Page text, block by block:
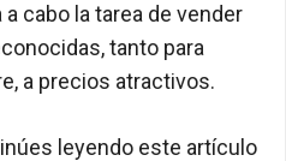
cabo la tarea de vender
tanto para
a precios atractivos.
leyendo este artículo